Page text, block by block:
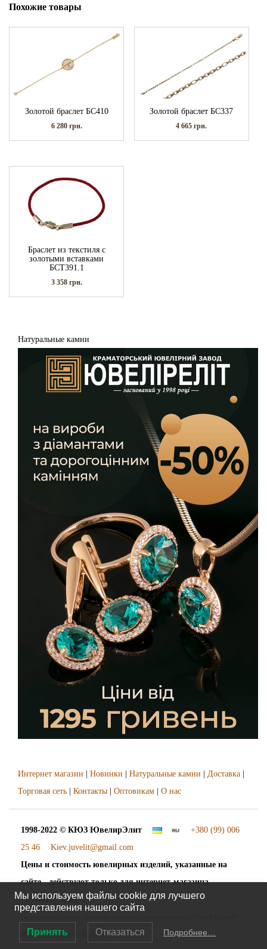
Похожие товары
Золотой браслет БС410
6 280 грн.
Золотой браслет БС337
4 665грн.
Браслет из текстиля с
золотыми вставками
БСТ391.1
3 358 грн.
Натуральные камни
Интернет магазин Новинки Натуральные камни Доставка
Торговая сеть
Контакты Оптовикам О нас
1998-2022 © КЮЗ ЮвелирЭлит
+380 (99) 006
25 46
Kiev.juvelit@gmail.com
Цены и стоимость ювелирных изделий, указанные на
сайте - действуют только для интернет-магазина
"ЮвелирЭлит".
во все города и сёла Украины
Мы используем файлы cookie для лучшего
представления нашего сайта
Принять Отказаться Подробнее…